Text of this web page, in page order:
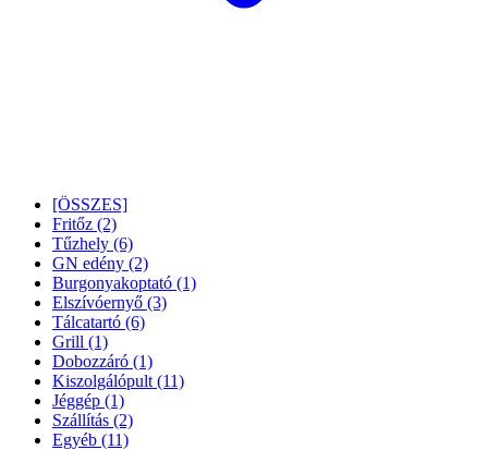
[ÖSSZES]
Fritőz (2)
Tűzhely (6)
GN edény (2)
Burgonyakoptató (1)
Elszívóernyő (3)
Tálcatartó (6)
Grill (1)
Dobozzáró (1)
Kiszolgálópult (11)
Jéggép (1)
Szállítás (2)
Egyéb (11)